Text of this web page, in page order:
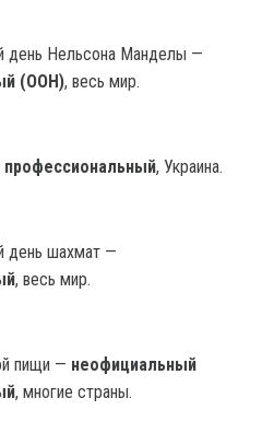
день Нельсона Манделы —
(ООН), весь мир.
профессиональный, Украина.
день шахмат —
, весь мир.
пищи — неофициальный
, многие страны.